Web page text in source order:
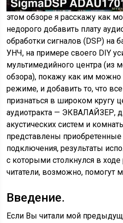
этом обзоре я расскажу как
недорого добавить плату
обработки сигналов (DSP) на
УНЧ, на примере своего DIY
мультимедийного центра (из
обзора), покажу как им можно
режиме, и добавить то, что
признаться в широком кругу
аудиотракта — ЭКВАЛАЙЗЕР,
акустических систем и
представлены
подключения, результаты
с которыми столкнулся в
читатели, возможно, помогут
Введение.
Если Вы читали мой